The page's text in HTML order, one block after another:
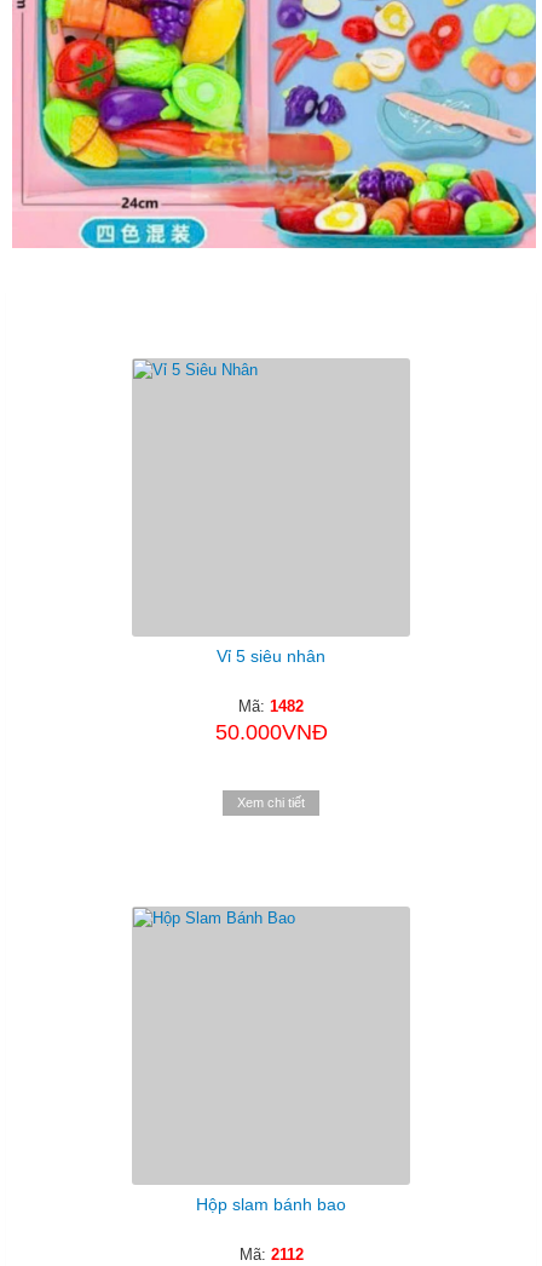
Vỉ 5 siêu nhân
Mã: 1482
50.000VNĐ
Xem chi tiết
Hộp slam bánh bao
Mã: 2112